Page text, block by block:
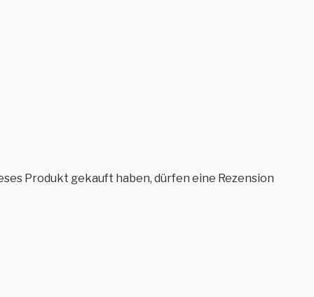
Produkt gekauft haben, dürfen eine Rezension